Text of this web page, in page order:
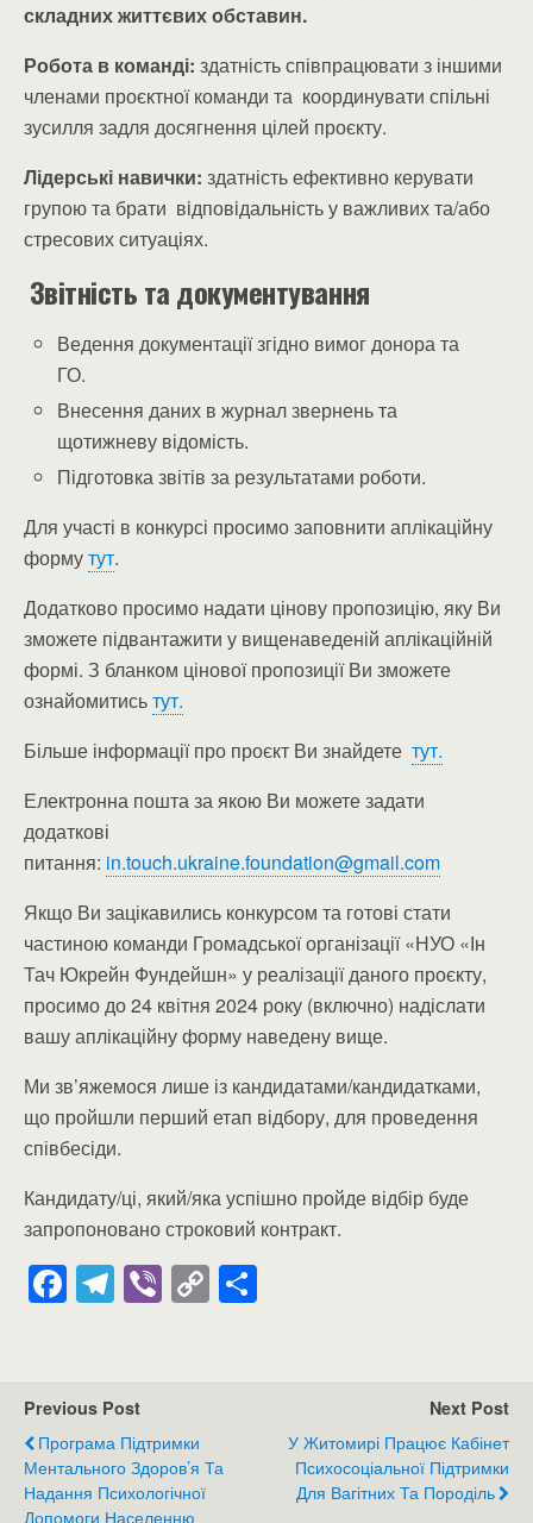
складних життєвих обставин.
Робота в команді: здатність співпрацювати з іншими
членами проєктної команди та координувати спільні
зусилля задля досягнення цілей проєкту.
Лідерські навички: здатність ефективно керувати
групою та брати відповідальність у важливих та/або
стресових ситуаціях.
Звітність та документування
Ведення документації згідно вимог донора та
ГО.
Внесення даних в журнал звернень та
щотижневу відомість.
Підготовка звітів за результатами роботи.
Для участі в конкурсі просимо заповнити аплікаційну
формутут.
Додатково просимо надати цінову пропозицію, яку Ви
зможете підвантажити у вищенаведеній аплікаційній
формі. З бланком цінової пропозиції Ви зможете
ознайомитисьтут.
Більше інформації про проєкт Ви знайдете тут.
Електронна пошта за якою Ви можете задати
додаткові
питання: in.touch.ukraine.foundation@gmail.com
Якщо Ви зацікавились конкурсом та готові стати
частиною команди Громадської організації «НУО «Ін
Тач Юкрейн Фундейшн» у реалізації даного проєкту,
просимо до 24 квітня 2024 року (включно) надіслати
вашу аплікаційну форму наведену вище.
Ми зв’яжемося лише із кандидатами/кандидатками,
що пройшли перший етап відбору, для проведення
співбесіди.
Кандидату/ці, який/яка успішно пройде відбір буде
запропоновано строковий контракт.
F
e
b
o
T
gr
a
m
Vi C
n
Previous Post
Програма Підтримки
Ментального Здоров’я Та
Надання Психологічної
Допомоги Населенню
Next Post
У Житомирі Працює Кабінет
Психосоціальної Підтримки
Для Вагітних Та Породіль